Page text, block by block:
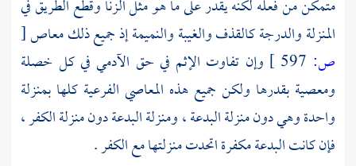
متمكن من فعله لكنه يقدر على ما هو مثل الزنا وقطع الطريق في
المنزلة والدرجة كالقذف والغيبة والنميمة إذ جميع ذلك معاص[
ص:
وإن تفاوت الإثم في حق الآدمي في كل خصلة
ومعصية بقدرها ولكن جميع هذه المعاصي الفرعية كلها بمنزلة
واحدة وهي دون منزلة البدعة ، ومنزلة البدعة دون منزلة الكفر ،
فإن كانت البدعة مكفرة اتحدت منزلتها مع الكفر .